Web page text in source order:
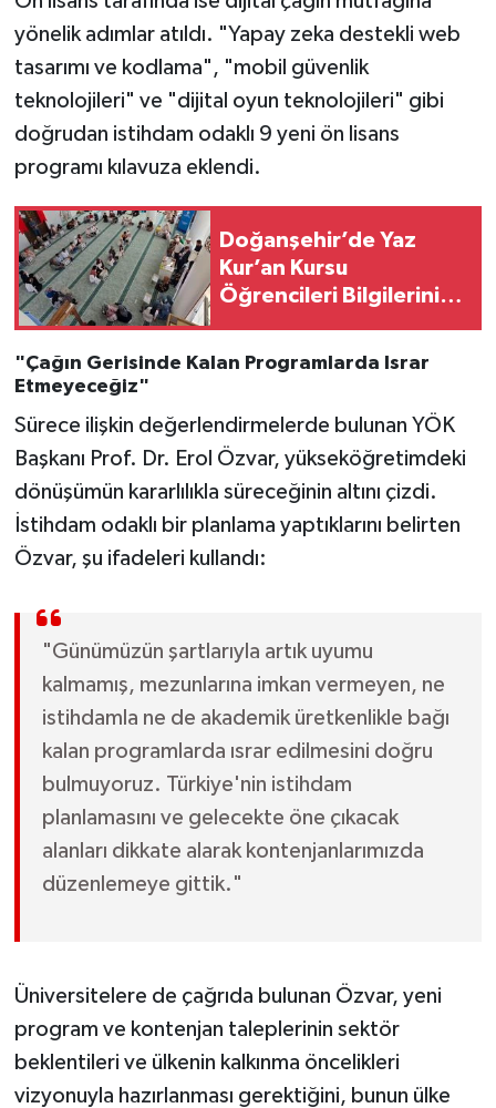
yönelik adımlar atıldı. "Yapay zeka destekli web
tasarımı ve kodlama", "mobil güvenlik
teknolojileri" ve "dijital oyun teknolojileri" gibi
doğrudan istihdam odaklı 9 yeni ön lisans
programı kılavuza eklendi.
Doğanşehir’de Yaz
Kur’an Kursu
Öğrencileri Bilgilerini
"Çağın Gerisinde Kalan Programlarda Israr
Etmeyeceğiz"
Sürece ilişkin değerlendirmelerde bulunan YÖK
Başkanı Prof. Dr. Erol Özvar, yükseköğretimdeki
dönüşümün kararlılıkla süreceğinin altını çizdi.
İstihdam odaklı bir planlama yaptıklarını belirten
Özvar, şu ifadeleri kullandı:
"Günümüzün şartlarıyla artık uyumu
kalmamış, mezunlarına imkan vermeyen, ne
istihdamla ne de akademik üretkenlikle bağı
kalan programlarda ısrar edilmesini doğru
bulmuyoruz. Türkiye'nin istihdam
planlamasını ve gelecekte öne çıkacak
alanları dikkate alarak kontenjanlarımızda
düzenlemeye gittik."
Üniversitelere de çağrıda bulunan Özvar, yeni
program ve kontenjan taleplerinin sektör
beklentileri ve ülkenin kalkınma öncelikleri
vizyonuyla hazırlanması gerektiğini, bunun ülke